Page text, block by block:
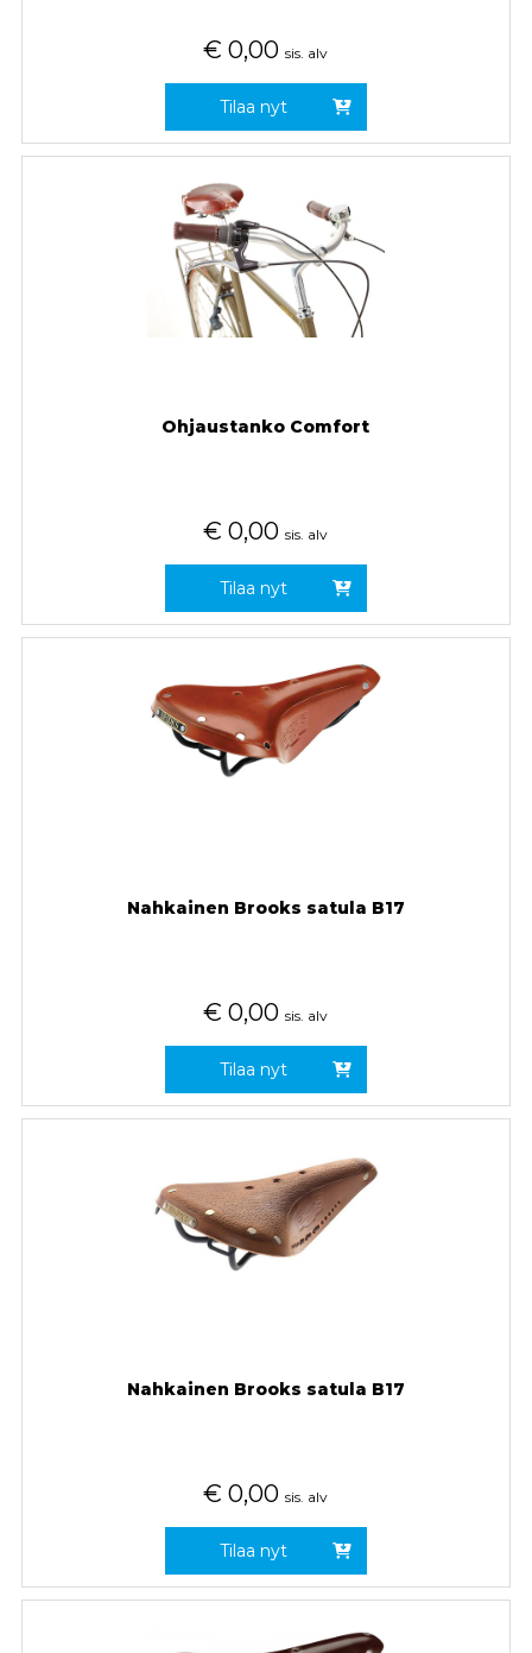
€ 0,00 sis. alv
Tilaa nyt
Ohjaustanko Comfort
€ 0,00 sis. alv
Tilaa nyt
Nahkainen Brooks satula B17
€ 0,00 sis. alv
Tilaa nyt
Nahkainen Brooks satula B17
€ 0,00 sis. alv
Tilaa nyt